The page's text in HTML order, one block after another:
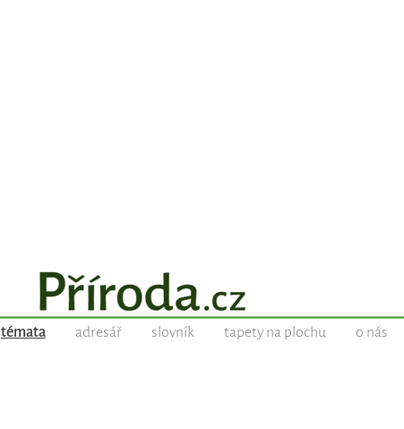
témata adresář slovník tapety na plochu o nás